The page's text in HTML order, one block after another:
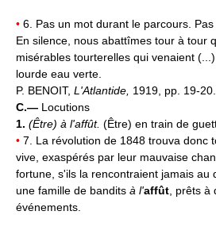
• 6. Pas un mot durant le parcours.
En silence, nous abattîmes tour à tour
misérables tourterelles qui venaient
lourde eau verte.
P. BENOIT, L'Atlantide, 1919, pp. 19-20.
C.— Locutions
1. (Être) à l'affût. (Être) en train de
• 7. La révolution de 1848 trouva donc
vive, exaspérés par leur mauvaise
fortune, s'ils la rencontraient jamais au
une famille de bandits à l'affût , prêts
événements.